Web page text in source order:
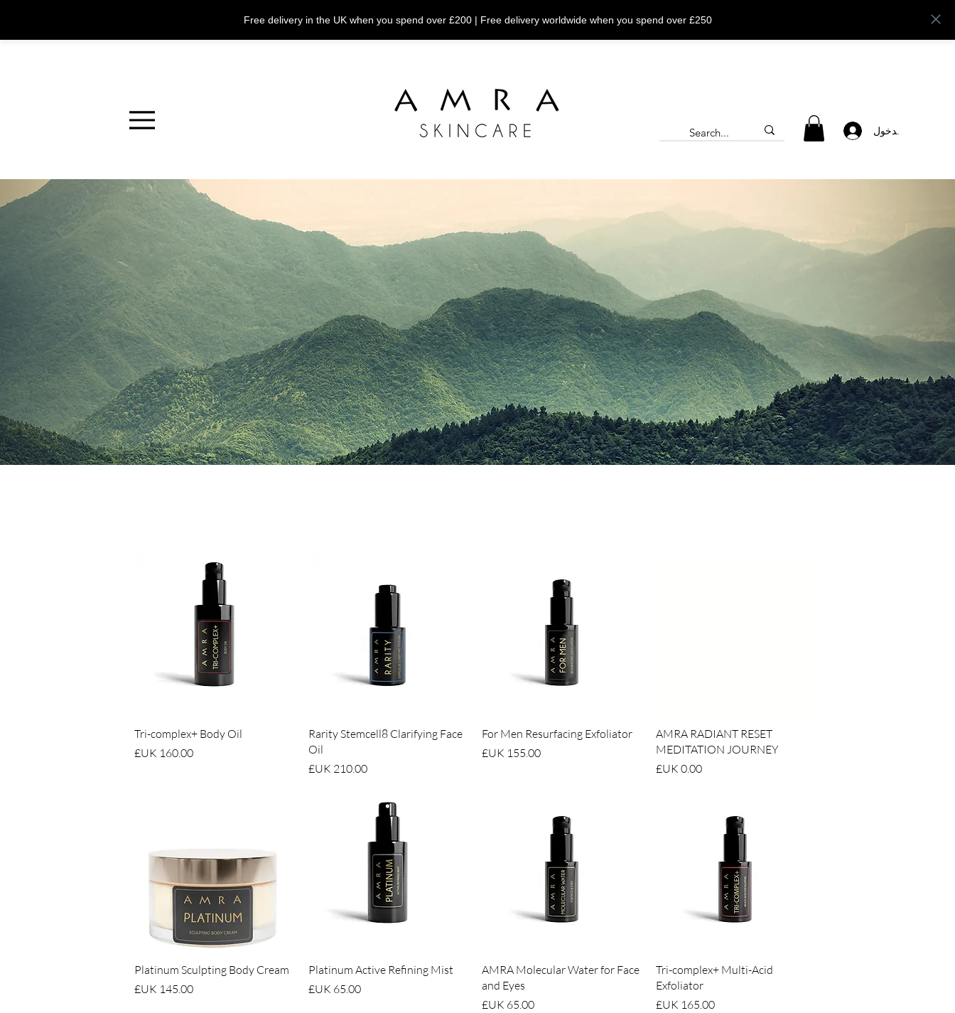
Free delivery in the UK when you spend over £200 | Free delivery worldwide when you spend over £250
تسجيل الدخول
العرض السريع
AMRA RADIANT RESET
MEDITATION JOURNEY
السعر‏0.00 UK£
العرض السريع
For Men Resurfacing Exfoliator
السعر
العرض السريع
Rarity Stemcell8 Clarifying Face
Oil
السعر‏210.00 UK£
العرض السريع
Tri-complex+ Body Oil
السعر
العرض السريع
Tri-complex+ Multi-Acid
Exfoliator
السعر‏165.00 UK£
العرض السريع
AMRA Molecular Water for Face
and Eyes
السعر
العرض السريع
Platinum Active Refining Mist
السعر‏65.00 UK£
العرض السريع
Platinum Sculpting Body Cream
السعر